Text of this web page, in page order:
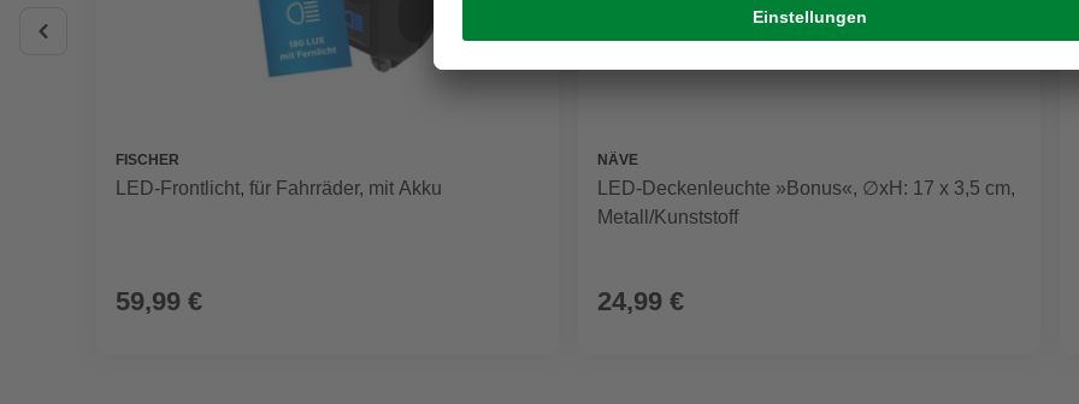
FISCHER
LED-Frontlicht, für Fahrräder, mit Akku
59,99 €
NÄVE
LED-Deckenleuchte »Bonus«, ∅xH: 17 x 3,5 cm,
Metall/Kunststoff
24,99 €